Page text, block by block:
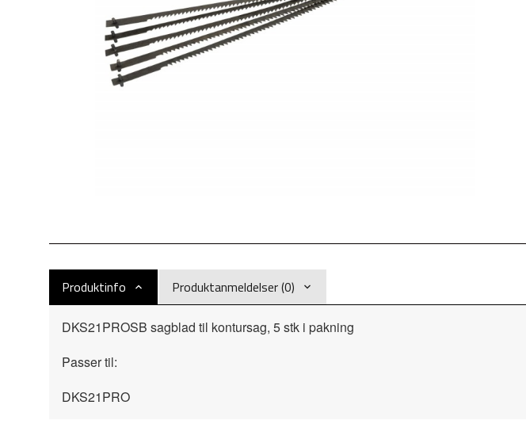
Produktinfo Produktanmeldelser (0)
DKS21PROSB sagblad til kontursag, 5 stk i pakning
Passer til:
DKS21PRO